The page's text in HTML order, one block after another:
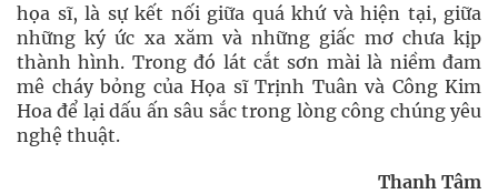
họa sĩ, là sự kết nối giữa quá khứ và hiện tại, giữa
những ký ức xa xăm và những giấc mơ chưa kịp
thành hình. Trong đó lát cắt sơn mài là niềm đam
mê cháy bỏng của Họa sĩ Trịnh Tuân và Công Kim
Hoa để lại dấu ấn sâu sắc trong lòng công chúng yêu
nghệ thuật.
Thanh Tâm